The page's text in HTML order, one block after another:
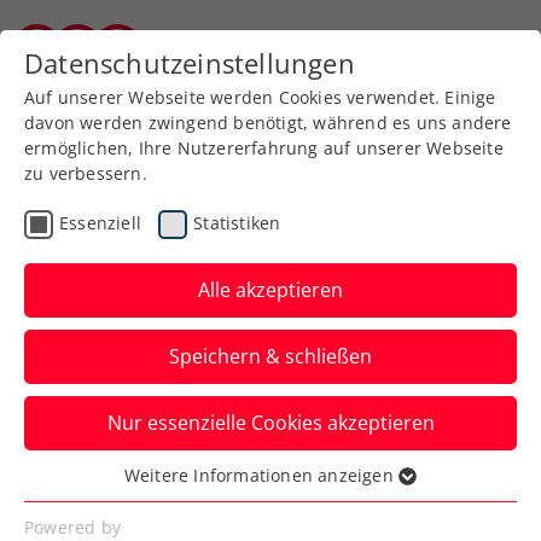
Zurück zur Newsübersicht
ATP
ATP Paris: Miedler
schrammt mit Cabral am
Finaleinzug vorbei
Trotzdem gelingt ein wichtiger Schritt
hinsichtlich 2026 und lebt die Chance auf
einen Masters-Ersatzplatz.
Verfasst von: Manuel Wachta, 02.11.2025
Datenschutzeinstellungen
Auf unserer Webseite werden Cookies verwendet. Einige
davon werden zwingend benötigt, während es uns andere
ermöglichen, Ihre Nutzererfahrung auf unserer Webseite
zu verbessern.
Essenziell Statistiken
Alle akzeptieren
Speichern & schließen
Nur essenzielle Cookies akzeptieren
Essenziell
Essenzielle Cookies werden für grundlegende
Weitere Informationen anzeigen
Powered by